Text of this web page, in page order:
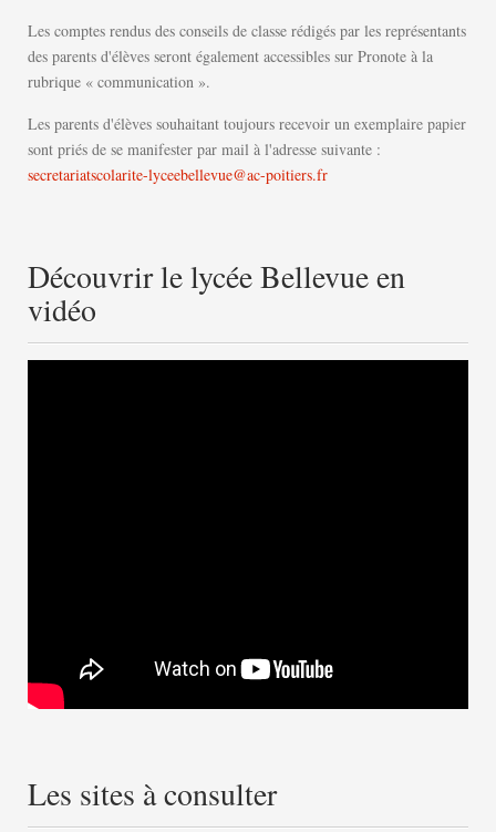
Les comptes rendus des conseils de classe rédigés par les représentants
des parents d'élèves seront également accessibles sur Pronote à la
rubrique « communication ».
Les parents d'élèves souhaitant toujours recevoir un exemplaire papier
sont priés de se manifester par mail à l'adresse suivante :
secretariatscolarite-lyceebellevue@ac-poitiers.fr
Découvrir le lycée Bellevue en
vidéo
Les sites à consulter